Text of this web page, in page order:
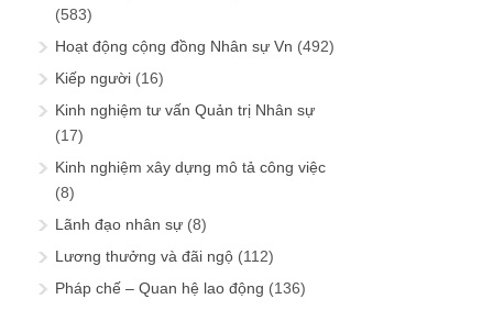
(583)
Hoạt động cộng đồng Nhân sự Vn (492)
Kiếp người (16)
Kinh nghiệm tư vấn Quản trị Nhân sự
(17)
Kinh nghiệm xây dựng mô tả công việc
(8)
Lãnh đạo nhân sự (8)
Lương thưởng và đãi ngộ (112)
Pháp chế – Quan hệ lao động (136)